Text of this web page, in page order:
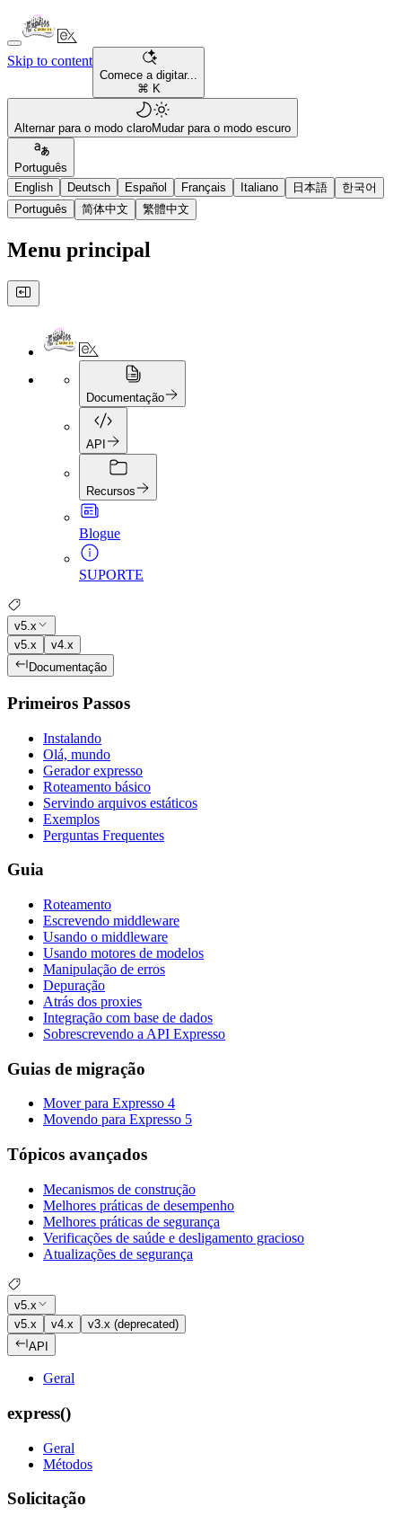
Skip to content
Comece a digitar...
⌘ K
Alternar para o modo claroMudar para o modo escuro
Português
English
Deutsch Español Français Italiano 日本語
한국어
Português
简体中文 繁體中文
Menu principal
Documentação
API
Recursos
Blogue
SUPORTE
v5.x
v5.x
v4.x
Documentação
Primeiros Passos
Instalando
Olá, mundo
Gerador expresso
Roteamento básico
Servindo arquivos estáticos
Exemplos
Perguntas Frequentes
Guia
Roteamento
Escrevendo middleware
Usando o middleware
Usando motores de modelos
Manipulação de erros
Depuração
Atrás dos proxies
Integração com base de dados
Sobrescrevendo a API Expresso
Guias de migração
Mover para Expresso 4
Movendo para Expresso 5
Tópicos avançados
Mecanismos de construção
Melhores práticas de desempenho
Melhores práticas de segurança
Verificações de saúde e desligamento gracioso
Atualizações de segurança
v5.x
v5.x
v4.x
v3.x (deprecated)
API
Geral
express()
Geral
Métodos
Solicitação